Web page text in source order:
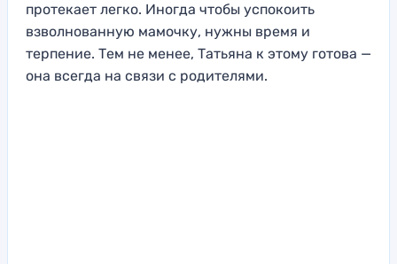
протекает легко. Иногда чтобы успокоить
взволнованную мамочку, нужны время и
терпение. Тем не менее, Татьяна к этому готова —
она всегда на связи с родителями.